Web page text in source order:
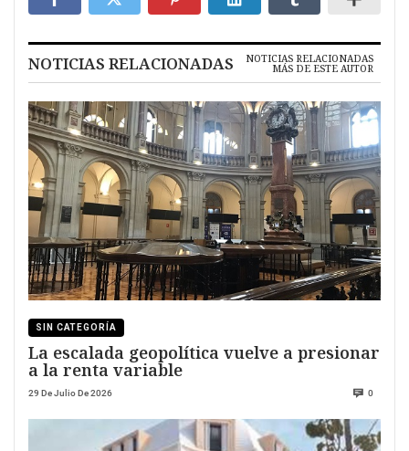
NOTICIAS RELACIONADAS NOTICIAS RELACIONADAS
MÁS DE ESTE AUTOR
SIN CATEGORÍA
La escalada geopolítica vuelve a presionar
a la renta variable
29 De Julio De 2026 0